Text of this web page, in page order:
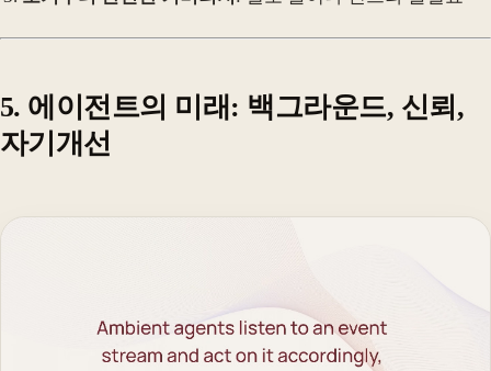
5. 에이전트의 미래: 백그라운드, 신뢰,
자기개선